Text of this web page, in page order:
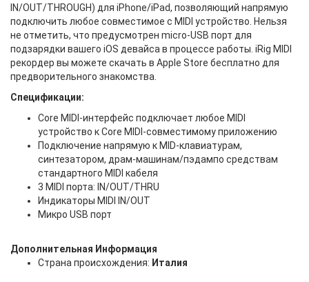
IN/OUT/THROUGH) для iPhone/iPad, позволяющий напрямую
подключить любое совместимое с MIDI устройство. Нельзя
не отметить, что предусмотрен micro-USB порт для
подзарядки вашего iOS девайса в процессе работы. iRig MIDI
рекордер вы можете скачать в Apple Store бесплатно для
предворительного знакомства.
Спецификации:
Core MIDI-интерфейс подключает любое MIDI
устройство к Core MIDI-совместимому приложению
Подключение напрямую к MID-клавиатурам,
синтезатором, драм-машинам/пэдампо средствам
стандартного MIDI кабеля
3 MIDI порта: IN/OUT/THRU
Индикаторы MIDI IN/OUT
Микро USB порт
Дополнительная Информация
Страна происхождения: Италия